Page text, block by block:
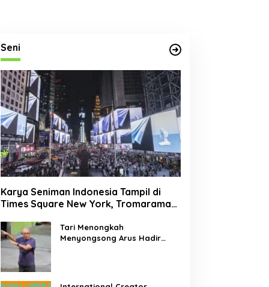
Seni
Karya Seniman Indonesia Tampil di
Times Square New York, Tromarama
Tari Menongkah
Menyongsong Arus Hadir